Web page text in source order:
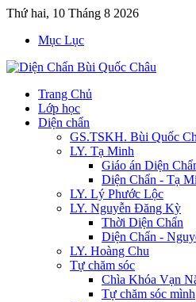
Thứ hai, 10 Tháng 8 2026
Mục Lục
Trang Chủ
Lớp học
Diện chẩn
GS.TSKH. Bùi Quốc
LY. Tạ Minh
Giáo án Diện
Diện Chẩn - Tạ
LY. Lý Phước Lộc
LY. Nguyễn Đăng Kỳ
Thời Diện Chẩn
Diện Chẩn -
LY. Hoàng Chu
Tự chăm sóc
Chìa Khóa Vạn
Tự chăm sóc mình